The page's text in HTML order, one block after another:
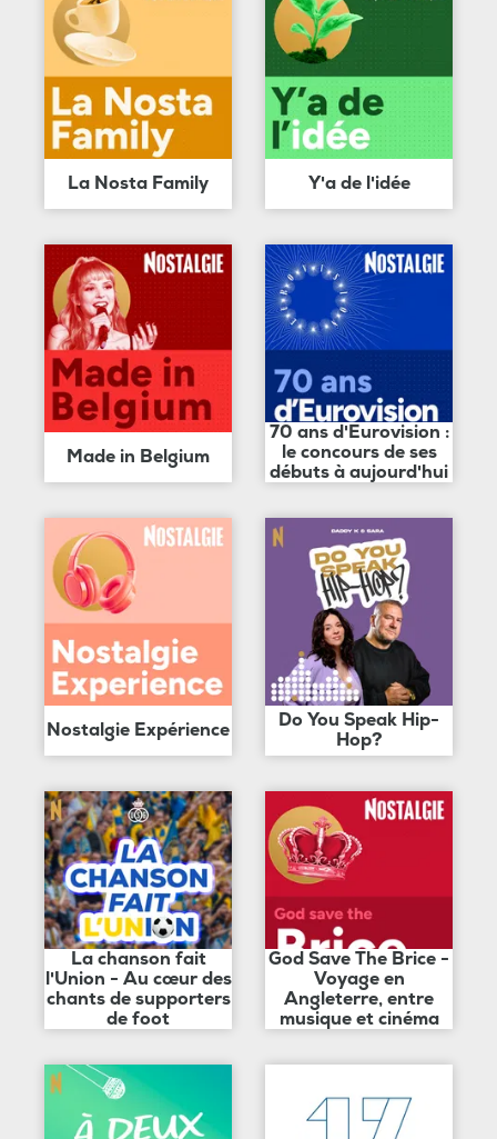
La Nosta Family Y'a de l'idée
Made in Belgium
70 ans d'Eurovision :
le concours de ses
débuts à aujourd'hui
Nostalgie Expérience
Do You Speak Hip-
Hop?
La chanson fait
l'Union - Au cœur des
chants de supporters
de foot
God Save The Brice -
Voyage en
Angleterre, entre
musique et cinéma